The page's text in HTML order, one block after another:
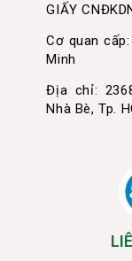
GIẤY
Cơ quan
Minh
Địa chỉ:
Nhà Bè, Tp.